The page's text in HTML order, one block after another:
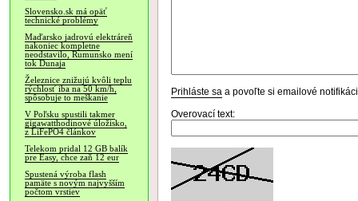
Slovensko.sk má opäť
technické problémy
Maďarsko jadrovú elektráreň
nakoniec kompletne
neodstavilo, Rumunsko mení
tok Dunaja
Železnice znižujú kvôli teplu
rýchlosť iba na 50 km/h,
spôsobuje to meškanie
V Poľsku spustili takmer
gigawatthodinové úložisko,
z LiFePO4 článkov
Telekom pridal 12 GB balík
pre Easy, chce zaň 12 eur
Spustená výroba flash
pamäte s novým najvyšším
počtom vrstiev
Prihláste sa a povoľte si emailové
Overovací text: